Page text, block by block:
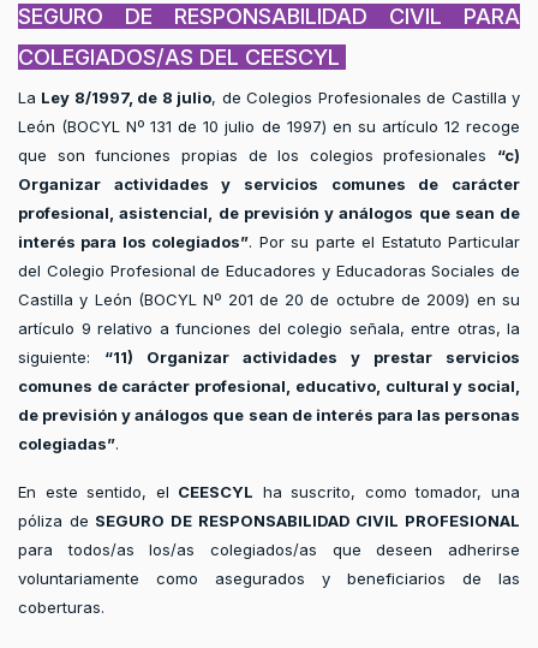
SEGURO DE RESPONSABILIDAD CIVIL PARA
COLEGIADOS/AS DEL CEESCYL
La Ley 8/1997, de 8 julio, de Colegios Profesionales de Castilla y
León (BOCYL Nº 131 de 10 julio de 1997) en su artículo 12 recoge
que son funciones propias de los colegios profesionales “c)
Organizar actividades y servicios comunes de carácter
profesional, asistencial, de previsión y análogos que sean de
interés para los colegiados”. Por su parte el Estatuto Particular
del Colegio Profesional de Educadores y Educadoras Sociales de
Castilla y León (BOCYL Nº 201 de 20 de octubre de 2009) en su
artículo 9 relativo a funciones del colegio señala, entre otras, la
siguiente: “11) Organizar actividades y prestar servicios
comunes de carácter profesional, educativo, cultural y social,
de previsión y análogos que sean de interés para las personas
colegiadas”.
En este sentido, el CEESCYL ha suscrito, como tomador, una
póliza de SEGURO DE RESPONSABILIDAD CIVIL PROFESIONAL
para todos/as los/as colegiados/as que deseen adherirse
voluntariamente como asegurados y beneficiarios de las
coberturas.